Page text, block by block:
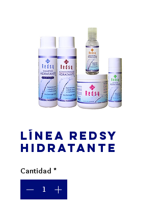
Línea REDSY
Hidratante
Cantidad *